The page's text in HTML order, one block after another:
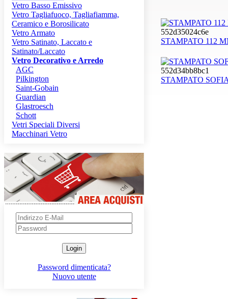
Vetro Basso Emissivo
Vetro Tagliafuoco, Tagliafiamma,
Ceramico e Borosilicato
Vetro Armato
Vetro Satinato, Laccato e
Satinato/Laccato
Vetro Decorativo e Arredo
AGC
Pilkington
Saint-Gobain
Guardian
Glastroesch
Schott
Vetri Speciali Diversi
Macchinari Vetro
Login
Password dimenticata?
Nuovo utente
552d35024c6e
STAMPATO 112
552d34bb8bc1
STAMPATO